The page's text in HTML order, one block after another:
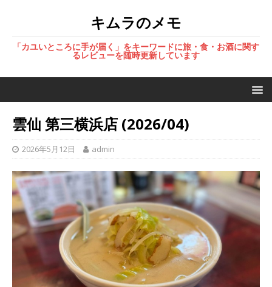
キムラのメモ
「カユいところに手が届く」をキーワードに旅・食・お酒に関す
るレビューを随時更新しています
雲仙 第三横浜店 (2026/04)
2026年5月12日 admin